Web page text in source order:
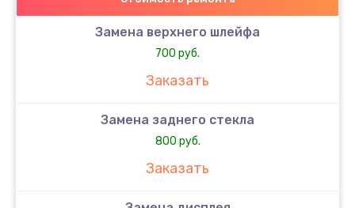
Замена верхнего шлейфа
700 руб.
Заказать
Замена заднего стекла
800 руб.
Заказать